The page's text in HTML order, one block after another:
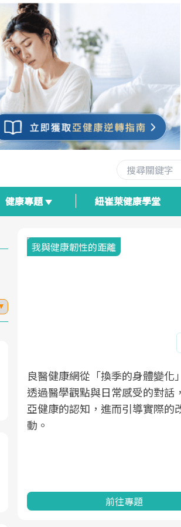
健康專題 紐崔萊健康學堂
我與健康韌性的距離
良醫健康網從「換季的身體變化
透過醫學觀點與日常感受的對話
亞健康的認知，進而引導實際的
動。
前往專題